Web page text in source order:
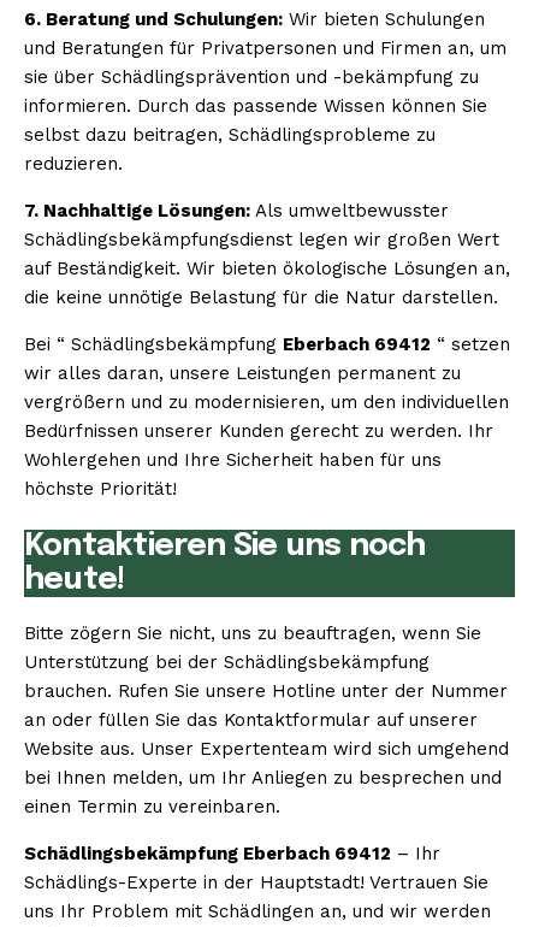
6. Beratung und Schulungen: Wir bieten Schulungen
und Beratungen für Privatpersonen und Firmen an, um
sie über Schädlingsprävention und -bekämpfung zu
informieren. Durch das passende Wissen können Sie
selbst dazu beitragen, Schädlingsprobleme zu
reduzieren.
7. Nachhaltige Lösungen: Als umweltbewusster
Schädlingsbekämpfungsdienst legen wir großen Wert
auf Beständigkeit. Wir bieten ökologische Lösungen an,
die keine unnötige Belastung für die Natur darstellen.
Bei “ Schädlingsbekämpfung Eberbach 69412 “ setzen
wir alles daran, unsere Leistungen permanent zu
vergrößern und zu modernisieren, um den individuellen
Bedürfnissen unserer Kunden gerecht zu werden. Ihr
Wohlergehen und Ihre Sicherheit haben für uns
höchste Priorität!
Kontaktieren Sie uns noch
heute!
Bitte zögern Sie nicht, uns zu beauftragen, wenn Sie
Unterstützung bei der Schädlingsbekämpfung
brauchen. Rufen Sie unsere Hotline unter der Nummer
an oder füllen Sie das Kontaktformular auf unserer
Website aus. Unser Expertenteam wird sich umgehend
bei Ihnen melden, um Ihr Anliegen zu besprechen und
einen Termin zu vereinbaren.
Schädlingsbekämpfung Eberbach 69412 – Ihr
Schädlings-Experte in der Hauptstadt! Vertrauen Sie
uns Ihr Problem mit Schädlingen an, und wir werden